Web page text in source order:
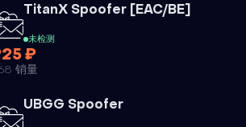
TitanX Spoofer [EAC/BE]
未检测
₽
销量
UBGG Spoofer外挂